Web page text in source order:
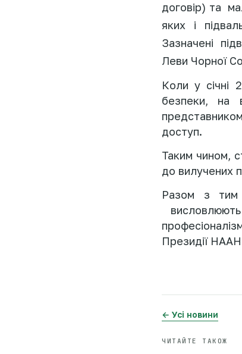
договір) та
яких і
Зазначені
Леви Чорної
Коли у січні
безпеки, на
представником
доступ.
Таким чином,
до вилучених
Разом з тим
Президії
← Усі новини
ЧИТАЙТЕ ТАКОЖ